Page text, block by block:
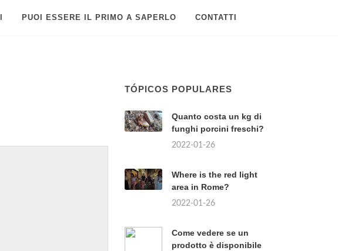
PUOI ESSERE IL PRIMO A SAPERLO CONTATTI
TÓPICOS POPULARES
Quanto costa un kg di
funghi porcini freschi?
2022-01-26
Where is the red light
area in Rome?
2022-01-26
Come vedere se un
prodotto è disponibile